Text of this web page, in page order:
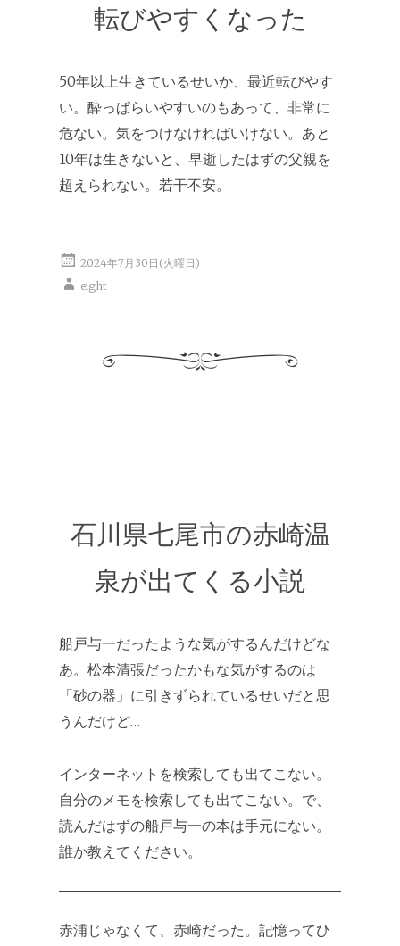
転びやすくなった
50年以上生きているせいか、最近転びやす
い。酔っぱらいやすいのもあって、非常に
危ない。気をつけなければいけない。あと
10年は生きないと、早逝したはずの父親を
超えられない。若干不安。
2024年7月30日(火曜日)
eight
石川県七尾市の赤崎温
泉が出てくる小説
船戸与一だったような気がするんだけどな
あ。松本清張だったかもな気がするのは
「砂の器」に引きずられているせいだと思
うんだけど…
インターネットを検索しても出てこない。
自分のメモを検索しても出てこない。で、
読んだはずの船戸与一の本は手元にない。
誰か教えてください。
赤浦じゃなくて、赤崎だった。記憶ってひ